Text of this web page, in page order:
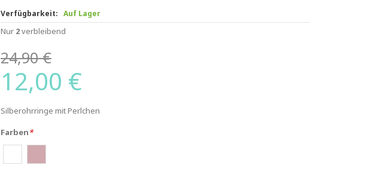
Verfügbarkeit: Auf Lager
Nur 2verbleibend
24,90 €
12,00 €
Silberohrringe mit Perlchen
*
Farben